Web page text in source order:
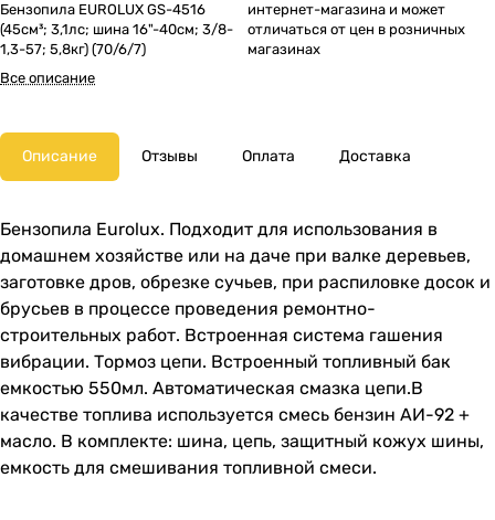
Бензопила EUROLUX GS-4516
(45см³; 3,1лс; шина 16"-40см; 3/8-
1,3-57; 5,8кг) (70/6/7)
Все описание
интернет-магазина и может
отличаться от цен в розничных
магазинах
Описание Отзывы Оплата Доставка
Бензопила Eurolux. Подходит для использования в
домашнем хозяйстве или на даче при валке деревьев,
заготовке дров, обрезке сучьев, при распиловке досок и
брусьев в процессе проведения ремонтно-
строительных работ. Встроенная система гашения
вибрации. Тормоз цепи. Встроенный топливный бак
емкостью 550мл. Автоматическая смазка цепи.В
качестве топлива используется смесь бензин АИ-92 +
масло. В комплекте: шина, цепь, защитный кожух шины,
емкость для смешивания топливной смеси.